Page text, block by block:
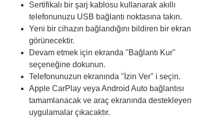
Sertifikalı bir şarj kablosu kullanarak akıllı
telefonunuzu USB bağlantı noktasına takın.
Yeni bir cihazın bağlandığını bildiren bir ekran
görünecektir.
Devam etmek için ekranda "Bağlantı Kur"
seçeneğine dokunun.
Telefonunuzun ekranında "İzin Ver" i seçin.
Apple CarPlay veya Android Auto bağlantısı
tamamlanacak ve araç ekranında destekleyen
uygulamalar çıkacaktır.